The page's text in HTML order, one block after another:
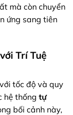
mà còn chuyển
ứng sang tiên
Trí Tuệ
tốc độ và quy
hệ thống tự
bối cảnh này,